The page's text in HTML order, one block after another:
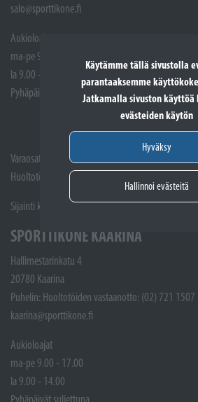
Käytämme tällä sivustolla
parantaaksemme
Jatkamalla sivuston käyttöä
evästeiden käytön
Hyväksy
Hallinnoi evästeitä
salo@sporttikone.fi
Aukioloajat
ma-pe 9.00 - 17.00
la 9.00 - 14.00
Pyhäpäivät suljettuna
Varaosat: (02) 721 1407
Huoltotöiden vastaanotto: 02 7211405
Sijainti kartalla
SPORTTIKONE KAARINA
Hallimestarinkatu 4
20780 Kaarina
Puhelin: Huoltotöiden vastaanotto: (02) 721 1507
kaarina@sporttikone.fi
Aukioloajat
ma-pe 9.00 - 17.00
la 9.00 - 14.00
Pyhäpäivät suljettuna